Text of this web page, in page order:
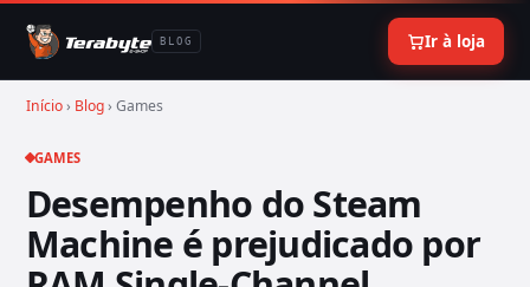
BLOG Ir à loja
Início› Blog› Games
GAMES
Desempenho do Steam
Machine é prejudicado por